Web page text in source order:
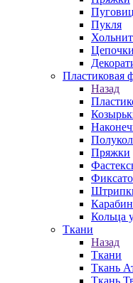
Пукля
Пластиковая
Назад
Пряжки
Кольца
Ткани
Назад
Ткани
Ткань
Ткань